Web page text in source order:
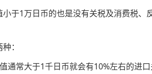
于1万日币的也是没有关税及消费税
：
常大于1千日币就会有10%左右的进口